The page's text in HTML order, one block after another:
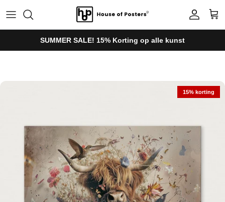
Account
SUMMER SALE! 15% Korting op alle kunst
15% korting